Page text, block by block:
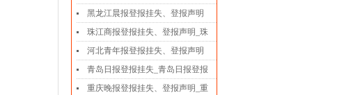
黑龙江晨报登报挂失、登报声明
珠江商报登报挂失、登报声明_珠
河北青年报登报挂失、登报声明
青岛日报登报挂失_青岛日报登报
重庆晚报登报挂失、登报声明_重